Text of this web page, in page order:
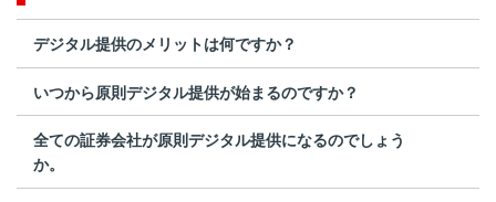
デジタル提供のメリットは何ですか？
いつから原則デジタル提供が始まるのですか？
全ての証券会社が原則デジタル提供になるのでしょう
か。